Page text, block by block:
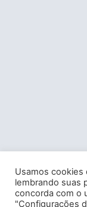
Usamos cookies
lembrando suas
concorda com o
"Configurações